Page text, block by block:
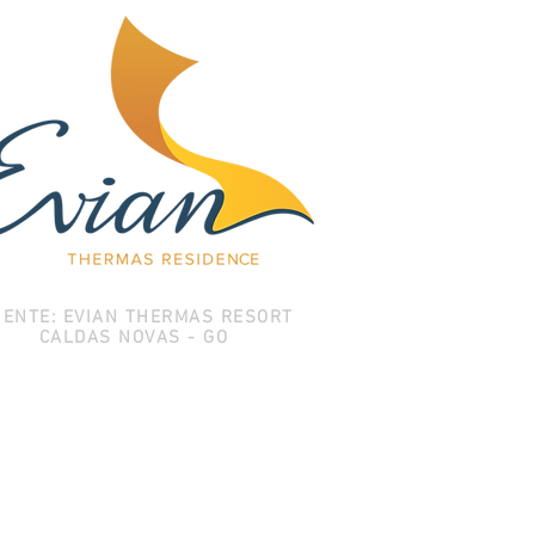
EVIAN THERMAS RESORT
CALDAS NOVAS - GO